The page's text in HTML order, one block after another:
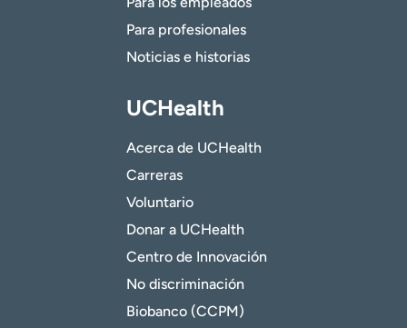
Para profesionales
Noticias e historias
UCHealth
Acerca de UCHealth
Carreras
Voluntario
Donar a UCHealth
Centro de Innovación
No discriminación
Biobanco (CCPM)